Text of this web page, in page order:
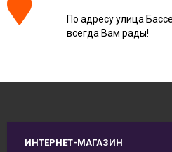
По адресу улица
всегда Вам рады!
ИНТЕРНЕТ-МАГАЗИН